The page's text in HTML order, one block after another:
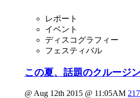
レポート
イベント
ディスコグラフィー
フェスティバル
この夏、話題のクルージ
@ Aug 12th 2015 @ 11:05AM